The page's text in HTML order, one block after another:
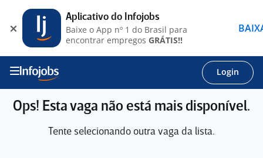
Login
Ops! Esta vaga não está mais disponível.
Tente selecionando outra vaga da lista.
Aplicativo do Infojobs
Baixe o App nº 1 do Brasil para
encontrar empregos GRÁTIS!!